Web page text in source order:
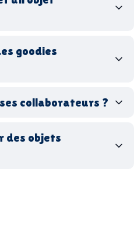
tote bags publicitaires
goodies hi-tech
goodies
ou en Europe,
collaborateurs ?
au bureau
des objets